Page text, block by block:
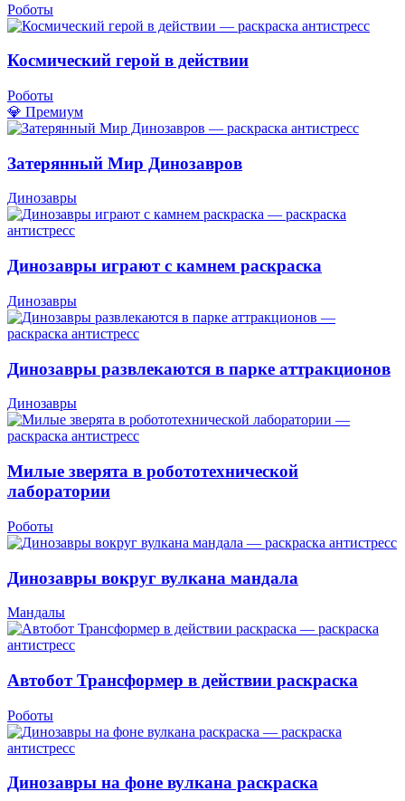
Роботы
Космический герой в действии
Роботы
💎 Премиум
Затерянный Мир Динозавров
Динозавры
Динозавры играют с камнем раскраска
Динозавры
Динозавры развлекаются в парке аттракционов
Динозавры
Милые зверята в робототехнической
лаборатории
Роботы
Динозавры вокруг вулкана мандала
Мандалы
Автобот Трансформер в действии раскраска
Роботы
Динозавры на фоне вулкана раскраска